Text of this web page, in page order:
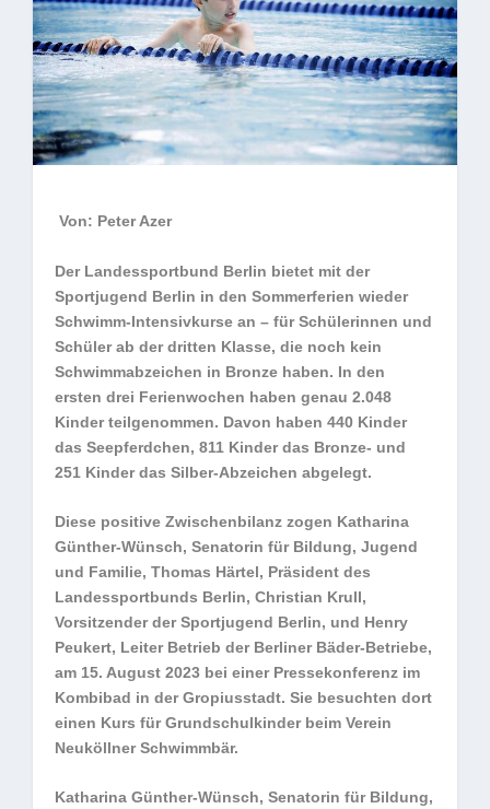
Von: Peter Azer
Der Landessportbund Berlin bietet mit der
Sportjugend Berlin in den Sommerferien wieder
Schwimm-Intensivkurse an – für Schülerinnen und
Schüler ab der dritten Klasse, die noch kein
Schwimmabzeichen in Bronze haben. In den
ersten drei Ferienwochen haben genau 2.048
Kinder teilgenommen. Davon haben 440 Kinder
das Seepferdchen, 811 Kinder das Bronze- und
251 Kinder das Silber-Abzeichen abgelegt.
Diese positive Zwischenbilanz zogen Katharina
Günther-Wünsch, Senatorin für Bildung, Jugend
und Familie, Thomas Härtel, Präsident des
Landessportbunds Berlin, Christian Krull,
Vorsitzender der Sportjugend Berlin, und Henry
Peukert, Leiter Betrieb der Berliner Bäder-Betriebe,
am 15. August 2023 bei einer Pressekonferenz im
Kombibad in der Gropiusstadt. Sie besuchten dort
einen Kurs für Grundschulkinder beim Verein
Neuköllner Schwimmbär.
Katharina Günther-Wünsch, Senatorin für Bildung,